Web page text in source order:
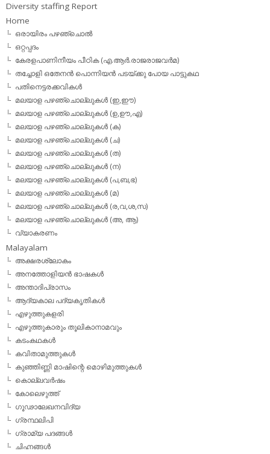
Diversity staffing Report
Home
ഒരായിരം പഴഞ്ചൊല്‍
ഒറ്റപ്പദം
കേരളപാണിനീയം പീഠിക (എ.ആര്‍.രാജരാജവര്‍മ)
തച്ചോളി ഒതേനൻ പൊന്നിയൻ പടയ്‌ക്കു പോയ പാട്ടുകഥ
പതിനെട്ടരക്കവികള്‍
മലയാള പഴഞ്ചൊല്ലുകള്‍ (ഇ,ഈ)
മലയാള പഴഞ്ചൊല്ലുകള്‍ (ഉ,ഊ,എ)
മലയാള പഴഞ്ചൊല്ലുകള്‍ (ക)
മലയാള പഴഞ്ചൊല്ലുകള്‍ (ച)
മലയാള പഴഞ്ചൊല്ലുകള്‍ (ത)
മലയാള പഴഞ്ചൊല്ലുകള്‍ (ന)
മലയാള പഴഞ്ചൊല്ലുകള്‍ (പ,ബ,ഭ)
മലയാള പഴഞ്ചൊല്ലുകള്‍ (മ)
മലയാള പഴഞ്ചൊല്ലുകള്‍ (ര,വ,ശ,സ)
മലയാള പഴഞ്ചൊല്ലുകൾ (അ, ആ)
വ്യാകരണം
Malayalam
അക്ഷരശ്ലോകം
അനത്തോളിയന്‍ ഭാഷകള്‍
അന്താദിപ്രാസം
ആദ്യകാല പദ്യകൃതികള്‍
എഴുത്തുകളരി
എഴുത്തുകാരും തൂലികാനാമവും
കടംകഥകള്‍
കവിതാമുത്തുകള്‍
കുഞ്ഞിണ്ണി മാഷിന്റെ മൊഴിമുത്തുകള്‍
കൊല്ലവര്‍ഷം
കോലെഴുത്ത്
ഗൂഢാലേഖനവിദ്യ
ഗ്രന്ഥലിപി
ഗ്രാമ്യ പദങ്ങള്‍
ചിഹ്നങ്ങള്‍